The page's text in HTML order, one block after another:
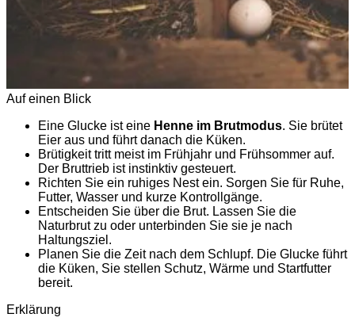
Auf einen Blick
Eine Glucke ist eine Henne im Brutmodus. Sie brütet
Eier aus und führt danach die Küken.
Brütigkeit tritt meist im Frühjahr und Frühsommer auf.
Der Bruttrieb ist instinktiv gesteuert.
Richten Sie ein ruhiges Nest ein. Sorgen Sie für Ruhe,
Futter, Wasser und kurze Kontrollgänge.
Entscheiden Sie über die Brut. Lassen Sie die
Naturbrut zu oder unterbinden Sie sie je nach
Haltungsziel.
Planen Sie die Zeit nach dem Schlupf. Die Glucke führt
die Küken, Sie stellen Schutz, Wärme und Startfutter
bereit.
Erklärung